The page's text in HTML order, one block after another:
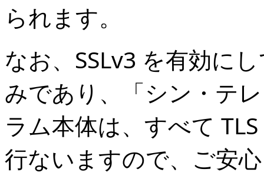
られます。
なお、SSLv3 を有効に
みであり、「シン・テ
ラム本体は、すべて
行ないますので、ご安